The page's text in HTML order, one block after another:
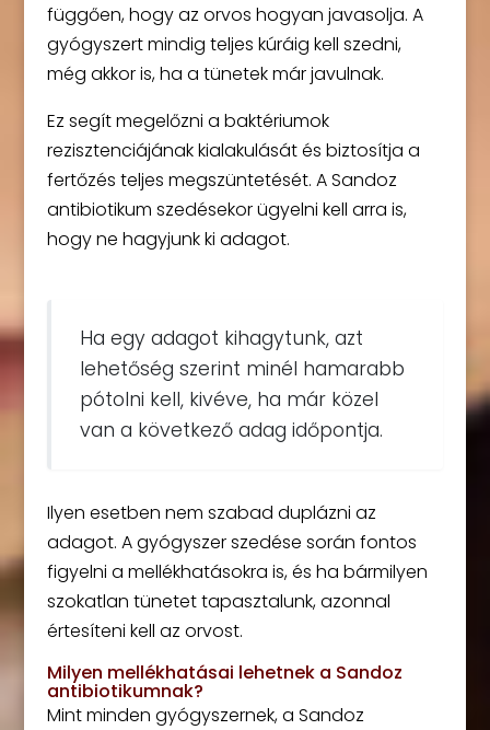
függően, hogy az orvos hogyan javasolja. A
gyógyszert mindig teljes kúráig kell szedni,
még akkor is, ha a tünetek már javulnak.
Ez segít megelőzni a baktériumok
rezisztenciájának kialakulását és biztosítja a
fertőzés teljes megszüntetését. A Sandoz
antibiotikum szedésekor ügyelni kell arra is,
hogy ne hagyjunk ki adagot.
Ha egy adagot kihagytunk, azt
lehetőség szerint minél hamarabb
pótolni kell, kivéve, ha már közel
van a következő adag időpontja.
Ilyen esetben nem szabad duplázni az
adagot. A gyógyszer szedése során fontos
figyelni a mellékhatásokra is, és ha bármilyen
szokatlan tünetet tapasztalunk, azonnal
értesíteni kell az orvost.
Milyen mellékhatásai lehetnek a Sandoz
antibiotikumnak?
Mint minden gyógyszernek, a Sandoz